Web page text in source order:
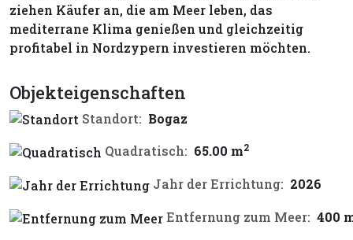
ziehen Käufer an, die am Meer leben, das
mediterrane Klima genießen und gleichzeitig
profitabel in Nordzypern investieren möchten.
Objekteigenschaften
Standort: Bogaz
Quadratisch: 65.00 m2
Jahr der Errichtung: 2026
Entfernung zum Meer: 400